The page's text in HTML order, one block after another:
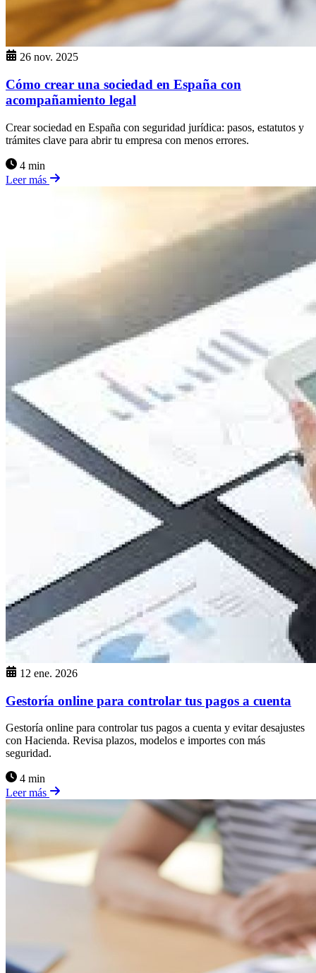
26 nov. 2025
Cómo crear una sociedad en España con
acompañamiento legal
Crear sociedad en España con seguridad jurídica: pasos, estatutos y
trámites clave para abrir tu empresa con menos errores.
4 min
Leer más
12 ene. 2026
Gestoría online para controlar tus pagos a cuenta
Gestoría online para controlar tus pagos a cuenta y evitar desajustes
con Hacienda. Revisa plazos, modelos e importes con más
seguridad.
4 min
Leer más